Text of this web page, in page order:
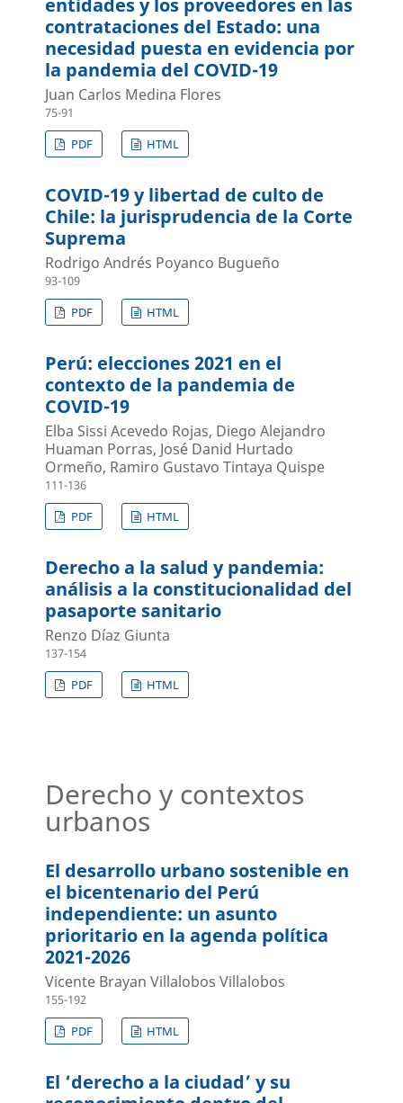
entidades y los proveedores en las
contrataciones del Estado: una
necesidad puesta en evidencia por
la pandemia del COVID-19
Juan Carlos Medina Flores
75-91
PDF
HTML
COVID-19 y libertad de culto de
Chile: la jurisprudencia de la Corte
Suprema
Rodrigo Andrés Poyanco Bugueño
93-109
PDF
HTML
Perú: elecciones 2021 en el
contexto de la pandemia de
COVID-19
Elba Sissi Acevedo Rojas, Diego Alejandro
Huaman Porras, José Danid Hurtado
Ormeño, Ramiro Gustavo Tintaya Quispe
111-136
PDF
HTML
Derecho a la salud y pandemia:
análisis a la constitucionalidad del
pasaporte sanitario
Renzo Díaz Giunta
137-154
PDF
HTML
Derecho y contextos
urbanos
El desarrollo urbano sostenible en
el bicentenario del Perú
independiente: un asunto
prioritario en la agenda política
2021-2026
Vicente Brayan Villalobos Villalobos
155-192
PDF
HTML
El ‘derecho a la ciudad’ y su